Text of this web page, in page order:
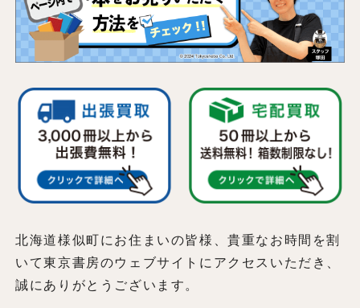
北海道様似町にお住まいの皆様、貴重なお時間を割
いて東京書房のウェブサイトにアクセスいただき、
誠にありがとうございます。